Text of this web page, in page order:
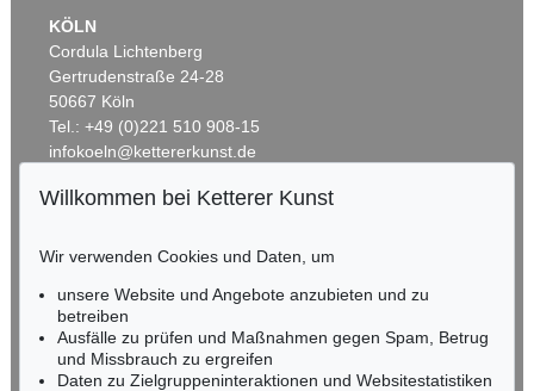
KÖLN
Cordula Lichtenberg
Gertrudenstraße 24-28
50667 Köln
Tel.: +49 (0)221 510 908-15
infokoeln@kettererkunst.de
RHEINLAND-PFALZ
Miriam Heß
Tel.: +49 (0)62 21 58 80-038
Fax: +49 (0)62 21 58 80-595
infoheidelberg@kettererkunst.de
Willkommen bei Ketterer Kunst
Wir verwenden Cookies und Daten, um
unsere Website und Angebote anzubieten und zu
betreiben
Ausfälle zu prüfen und Maßnahmen gegen Spam, Betrug
und Missbrauch zu ergreifen
Daten zu Zielgruppeninteraktionen und Websitestatistiken